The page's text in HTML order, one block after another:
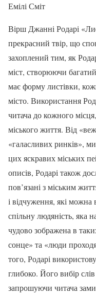
Емілі Сміт
Вірш Джанні Родарі
прекрасний твір, що
захоплений тим, як
міст, створюючи
має форму листівки,
місто. Використання
читача до кожного
міського життя. Від
«галасливих ринків»,
цих яскравих міських
описів, Родарі також
пов’язані з міським
і відчуження, які
спільну людяність, яка
чудово зображена в
сонце» та «люди
того, Родарі
глибоко. Його вибір
запрошуючи читача